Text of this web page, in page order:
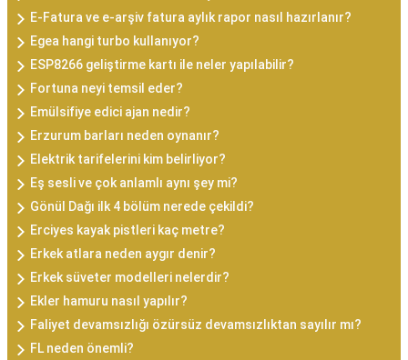
E-Fatura ve e-arşiv fatura aylık rapor nasıl hazırlanır?
Egea hangi turbo kullanıyor?
ESP8266 geliştirme kartı ile neler yapılabilir?
Fortuna neyi temsil eder?
Emülsifiye edici ajan nedir?
Erzurum barları neden oynanır?
Elektrik tarifelerini kim belirliyor?
Eş sesli ve çok anlamlı aynı şey mi?
Gönül Dağı ilk 4 bölüm nerede çekildi?
Erciyes kayak pistleri kaç metre?
Erkek atlara neden aygır denir?
Erkek süveter modelleri nelerdir?
Ekler hamuru nasıl yapılır?
Faliyet devamsızlığı özürsüz devamsızlıktan sayılır mı?
FL neden önemli?